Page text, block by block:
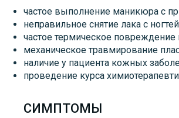
частое выполнение маникюра с
неправильное снятие лака с
частое термическое повреждение
механическое травмирование
наличие у пациента кожных
проведение курса
СИМПТОМЫ